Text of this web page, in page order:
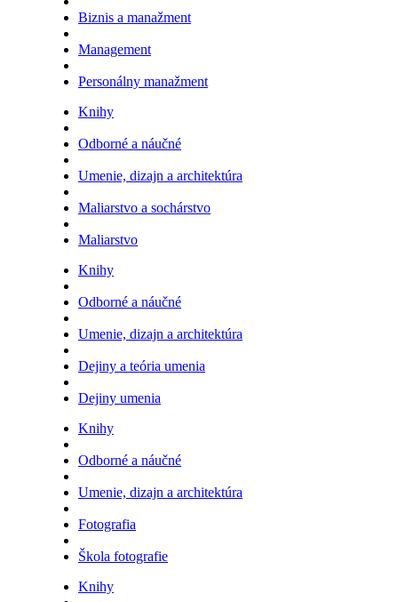
Biznis a manažment
Management
Personálny manažment
Knihy
Odborné a náučné
Umenie, dizajn a architektúra
Maliarstvo a sochárstvo
Maliarstvo
Knihy
Odborné a náučné
Umenie, dizajn a architektúra
Dejiny a teória umenia
Dejiny umenia
Knihy
Odborné a náučné
Umenie, dizajn a architektúra
Fotografia
Škola fotografie
Knihy